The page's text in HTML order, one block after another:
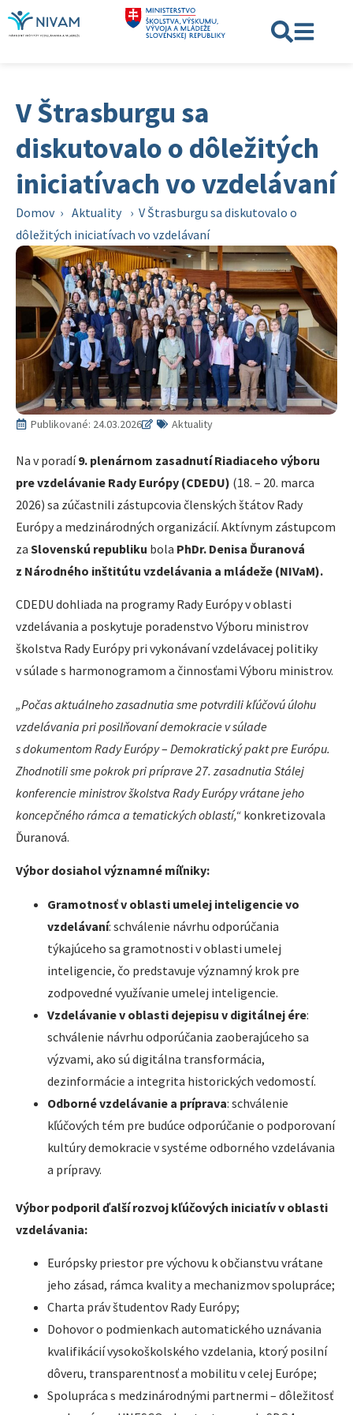
V Štrasburgu sa
diskutovalo o dôležitých
iniciatívach vo vzdelávaní
Domov › Aktuality › V Štrasburgu sa diskutovalo o
dôležitých iniciatívach vo vzdelávaní
Publikované: 24.03.2026 Aktuality
Na v poradí9. plenárnom zasadnutí Riadiaceho výboru
pre vzdelávanie Rady Európy (CDEDU) (18. – 20. marca
2026) sa zúčastnili zástupcovia členských štátov Rady
Európy a medzinárodných organizácií. Aktívnym zástupcom
za Slovenskú republiku bola PhDr. Denisa Ďuranová
z Národného inštitútu vzdelávania a mládeže (NIVaM).
CDEDU dohliada na programy Rady Európy v oblasti
vzdelávania a poskytuje poradenstvo Výboru ministrov
školstva Rady Európy pri vykonávaní vzdelávacej politiky
v súlade s harmonogramom a činnosťami Výboru ministrov.
„Počas aktuálneho zasadnutia sme potvrdili kľúčovú úlohu
vzdelávania pri posilňovaní demokracie v súlade
s dokumentom Rady Európy– Demokratický pakt pre Európu.
Zhodnotili sme pokrok pri príprave 27. zasadnutia Stálej
konferencie ministrov školstva Rady Európy vrátane jeho
koncepčného rámca a tematických oblastí,“ konkretizovala
Ďuranová.
Výbor dosiahol významné míľniky:
Gramotnosť v oblasti umelej inteligencie vo
vzdelávaní: schválenie návrhu odporúčania
týkajúceho sa gramotnosti v oblasti umelej
inteligencie, čo predstavuje významný krok pre
zodpovedné využívanie umelej inteligencie.
Vzdelávanie v oblasti dejepisu v digitálnej ére:
schválenie návrhu odporúčania zaoberajúceho sa
výzvami, ako sú digitálna transformácia,
dezinformácie a integrita historických vedomostí.
Odborné vzdelávanie a príprava: schválenie
kľúčových tém pre budúce odporúčanie o podporovaní
kultúry demokracie v systéme odborného vzdelávania
a prípravy.
Výbor podporil ďalší rozvoj kľúčových iniciatív v oblasti
vzdelávania:
Európsky priestor pre výchovu k občianstvu vrátane
jeho zásad, rámca kvality a mechanizmov spolupráce;
Charta práv študentov Rady Európy;
Dohovor o podmienkach automatického uznávania
kvalifikácií vysokoškolského vzdelania, ktorý posilní
dôveru, transparentnosť a mobilitu v celej Európe;
Spolupráca s medzinárodnými partnermi – dôležitosť